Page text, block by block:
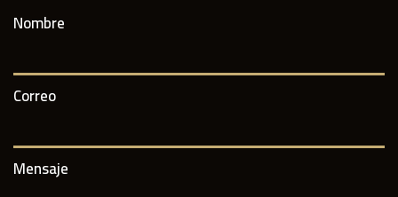
Nombre
Correo
Mensaje